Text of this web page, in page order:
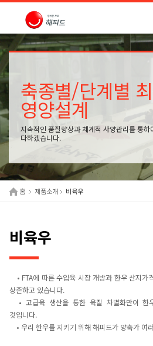
축종별/단계별
영양설계
지속적인 품질향상과 체계적 사양관리를 통
다하겠습니다.
홈 제품소개 비육우
비육우
• FTA에 따른 수입육 시장 개방과 한우 산지가
상존하고 있습니다.
• 고급육 생산을 통한 육질 차별화만이 한
것입니다.
• 우리 한우를 지키기 위해 해피드가 양축가 여